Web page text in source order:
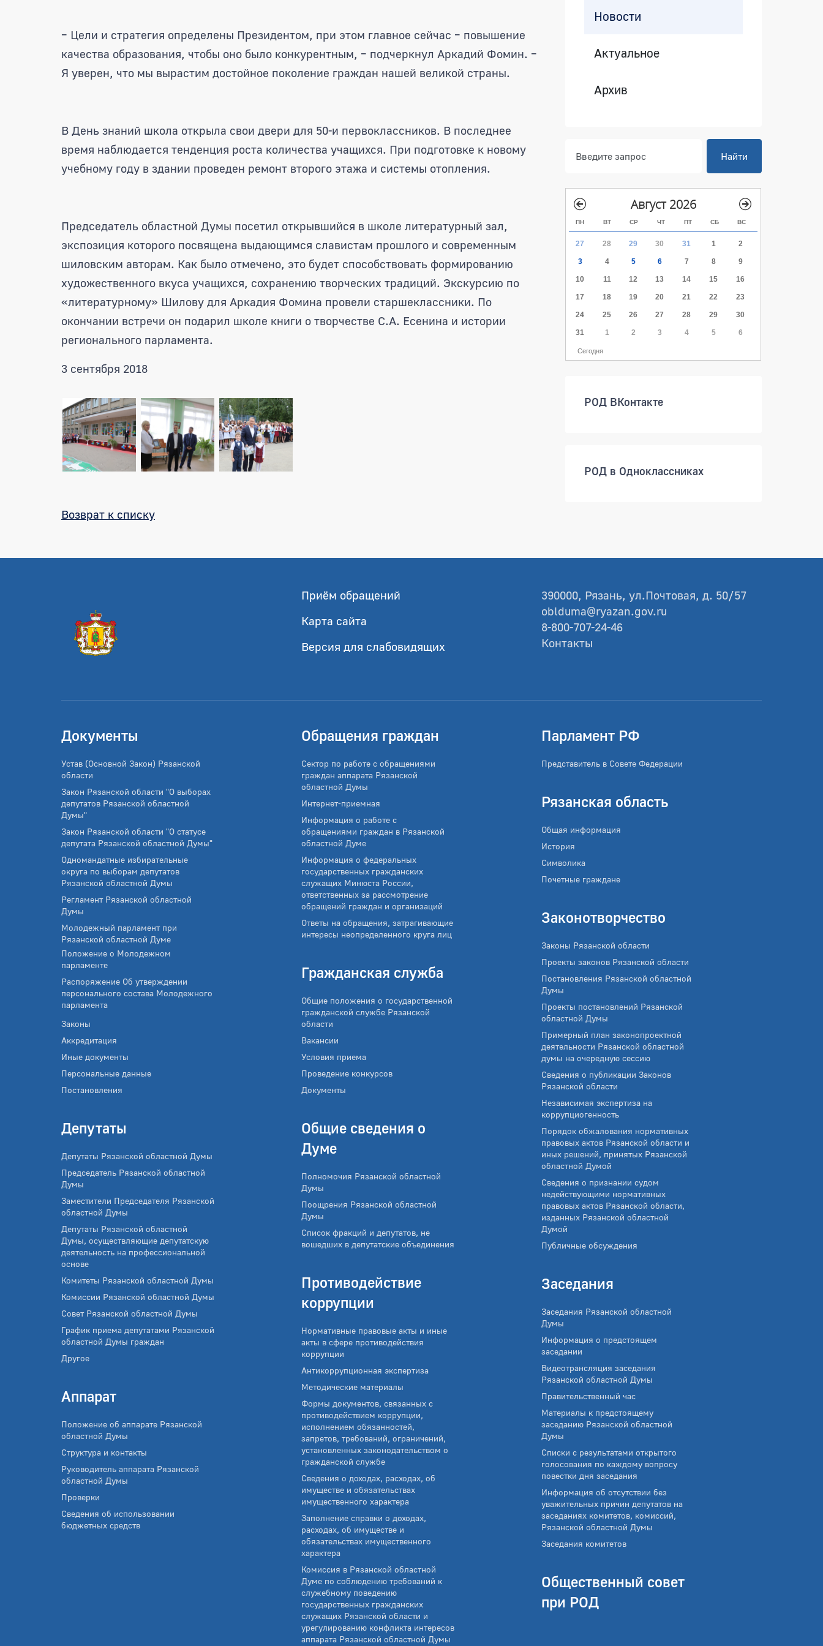
– Цели и стратегия определены Президентом, при этом главное сейчас – повышение
качества образования, чтобы оно было конкурентным, – подчеркнул Аркадий Фомин. –
Я уверен, что мы вырастим достойное поколение граждан нашей великой страны.
В День знаний школа открыла свои двери для 50-и первоклассников. В последнее
время наблюдается тенденция роста количества учащихся. При подготовке к новому
учебному году в здании проведен ремонт второго этажа и системы отопления.
Председатель областной Думы посетил открывшийся в школе литературный зал,
экспозиция которого посвящена выдающимся славистам прошлого и современным
шиловским авторам. Как было отмечено, это будет способствовать формированию
художественного вкуса учащихся, сохранению творческих традиций. Экскурсию по
«литературному» Шилову для Аркадия Фомина провели старшеклассники. По
окончании встречи он подарил школе книги о творчестве С.А. Есенина и истории
регионального парламента.
3 сентября 2018
Возврат к списку
Новости
Актуальное
Архив
Найти
Август 2026
ПН ВТ СР ЧТ ПТ СБ ВС
27 28 29 30 31 1 2
3 4 5 6 7 8 9
10 11 12 13 14 15 16
17 18 19 20 21 22 23
24 25 26 27 28 29 30
31 1 2 3 4 5 6
Сегодня
РОД ВКонтакте
РОД в Одноклассниках
Приём обращений
Карта сайта
Версия для слабовидящих
390000, Рязань, ул.Почтовая, д. 50/57
oblduma@ryazan.gov.ru
8-800-707-24-46
Контакты
Документы
Устав (Основной Закон) Рязанской
области
Закон Рязанской области "О выборах
депутатов Рязанской областной
Думы"
Закон Рязанской области "О статусе
депутата Рязанской областной Думы"
Одномандатные избирательные
округа по выборам депутатов
Рязанской областной Думы
Регламент Рязанской областной
Думы
Молодежный парламент при
Рязанской областной Думе
Положение о Молодежном
парламенте
Распоряжение Об утверждении
персонального состава Молодежного
парламента
Законы
Аккредитация
Иные документы
Персональные данные
Постановления
Депутаты
Депутаты Рязанской областной Думы
Председатель Рязанской областной
Думы
Заместители Председателя Рязанской
областной Думы
Депутаты Рязанской областной
Думы, осуществляющие депутатскую
деятельность на профессиональной
основе
Комитеты Рязанской областной Думы
Комиссии Рязанской областной Думы
Совет Рязанской областной Думы
График приема депутатами Рязанской
областной Думы граждан
Другое
Аппарат
Положение об аппарате Рязанской
областной Думы
Структура и контакты
Руководитель аппарата Рязанской
областной Думы
Проверки
Сведения об использовании
бюджетных средств
Обращения граждан
Сектор по работе с обращениями
граждан аппарата Рязанской
областной Думы
Интернет-приемная
Информация о работе с
обращениями граждан в Рязанской
областной Думе
Информация о федеральных
государственных гражданских
служащих Минюста России,
ответственных за рассмотрение
обращений граждан и организаций
Ответы на обращения, затрагивающие
интересы неопределенного круга лиц
Гражданская служба
Общие положения о государственной
гражданской службе Рязанской
области
Вакансии
Условия приема
Проведение конкурсов
Документы
Общие сведения о
Думе
Полномочия Рязанской областной
Думы
Поощрения Рязанской областной
Думы
Список фракций и депутатов, не
вошедших в депутатские объединения
Противодействие
коррупции
Нормативные правовые акты и иные
акты в сфере противодействия
коррупции
Антикоррупционная экспертиза
Методические материалы
Формы документов, связанных с
противодействием коррупции,
исполнением обязанностей,
запретов, требований, ограничений,
установленных законодательством о
гражданской службе
Сведения о доходах, расходах, об
имуществе и обязательствах
имущественного характера
Заполнение справки о доходах,
расходах, об имуществе и
обязательствах имущественного
характера
Комиссия в Рязанской областной
Думе по соблюдению требований к
служебному поведению
государственных гражданских
служащих Рязанской области и
урегулированию конфликта интересов
аппарата Рязанской областной Думы
Парламент РФ
Представитель в Совете Федерации
Рязанская область
Общая информация
История
Символика
Почетные граждане
Законотворчество
Законы Рязанской области
Проекты законов Рязанской области
Постановления Рязанской областной
Думы
Проекты постановлений Рязанской
областной Думы
Примерный план законопроектной
деятельности Рязанской областной
думы на очередную сессию
Сведения о публикации Законов
Рязанской области
Независимая экспертиза на
коррупциогенность
Порядок обжалования нормативных
правовых актов Рязанской области и
иных решений, принятых Рязанской
областной Думой
Сведения о признании судом
недействующими нормативных
правовых актов Рязанской области,
изданных Рязанской областной
Думой
Публичные обсуждения
Заседания
Заседания Рязанской областной
Думы
Информация о предстоящем
заседании
Видеотрансляция заседания
Рязанской областной Думы
Правительственный час
Материалы к предстоящему
заседанию Рязанской областной
Думы
Списки с результатами открытого
голосования по каждому вопросу
повестки дня заседания
Информация об отсутствии без
уважительных причин депутатов на
заседаниях комитетов, комиссий,
Рязанской областной Думы
Заседания комитетов
Общественный совет
при РОД